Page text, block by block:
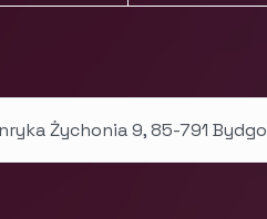
Żychonia 9, 85-791